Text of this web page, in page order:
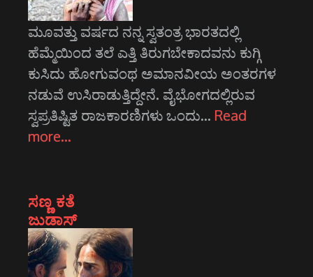
ಮೂವತ್ತು ವರ್ಷದ ನನ್ನ ಸ್ವತಂತ್ರ ಭಾರತದಲ್ಲಿ
ಹೆಮ್ಮೆಯಿಂದ ತಲೆ ಎತ್ತಿ ತಿರುಗಬೇಕಾದವನು ಕುಗ್ಗಿ
ಕುಸಿದು ಹೋಗುವಂಥ ಅಮಾನವೀಯ ಅಂತರಗಳ
ನಡುವೆ ಉಸಿರಾಡುತ್ತಿದ್ದೇನೆ. ವೈಭೋಗದಲ್ಲಿರುವ
ಸ್ವಪ್ರತಿಷ್ಟಿತ ರಾಜಕಾರಣಿಗಳು ಒಂದು… Read
more…
ಸಣ್ಣ ಕತೆ
ಜುಡಾಸ್